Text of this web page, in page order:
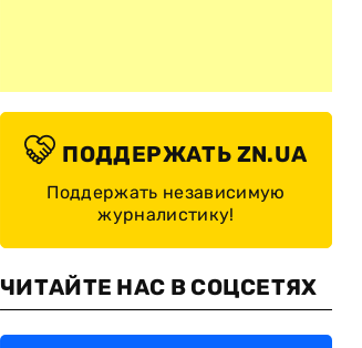
ПОДДЕРЖАТЬ ZN.UA
Поддержать независимую
журналистику!
ЧИТАЙТЕ НАС В СОЦСЕТЯХ